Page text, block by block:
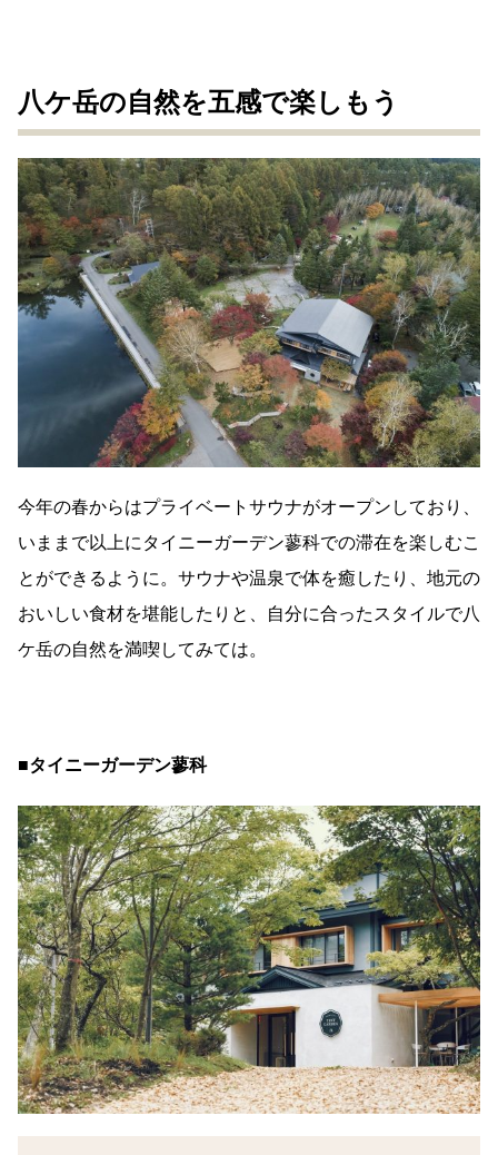
八ケ岳の自然を五感で楽しもう
今年の春からはプライベートサウナがオープンしており、
いままで以上にタイニーガーデン蓼科での滞在を楽しむこ
とができるように。サウナや温泉で体を癒したり、地元の
おいしい食材を堪能したりと、自分に合ったスタイルで八
ケ岳の自然を満喫してみては。
■タイニーガーデン蓼科